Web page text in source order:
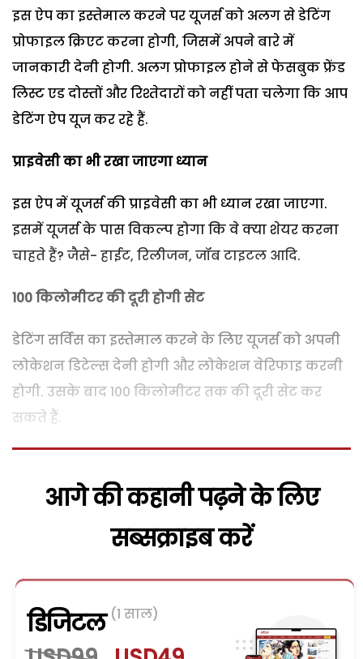
इस ऐप का इस्तेमाल करने पर यूजर्स को अलग से डेटिंग
प्रोफाइल क्रिएट करना होगी, जिसमें अपने बारे में
जानकारी देनी होगी. अलग प्रोफाइल होने से फेसबुक फ्रेंड
लिस्ट एड दोस्तों और रिश्तेदारों को नहीं पता चलेगा कि आप
डेटिंग ऐप यूज कर रहे हैं.
प्राइवेसी का भी रखा जाएगा ध्यान
इस ऐप में यूजर्स की प्राइवेसी का भी ध्यान रखा जाएगा.
इसमें यूजर्स के पास विकल्प होगा कि वे क्या शेयर करना
चाहते हैं? जैसे- हाईट, रिलीजन, जॉब टाइटल आदि.
100 किलोमीटर की दूरी होगी सेट
डेटिंग सर्विस का इस्तेमाल करने के लिए यूजर्स को अपनी
लोकेशन डिटेल्स देनी होगी और लोकेशन वेरिफाइ करनी
होगी. उसके बाद 100 किलोमीटर तक की दूरी सेट कर
सकते हैं.
आगे की कहानी पढ़ने के लिए
सब्सक्राइब करें
डिजिटल (1 साल)